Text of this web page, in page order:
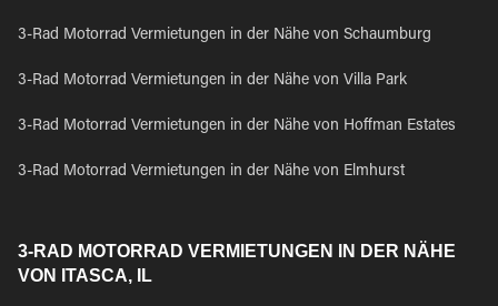
3-Rad Motorrad Vermietungen in der Nähe von Schaumburg
3-Rad Motorrad Vermietungen in der Nähe von Villa Park
3-Rad Motorrad Vermietungen in der Nähe von Hoffman Estates
3-Rad Motorrad Vermietungen in der Nähe von Elmhurst
3-RAD MOTORRAD VERMIETUNGEN IN DER NÄHE
VON ITASCA, IL